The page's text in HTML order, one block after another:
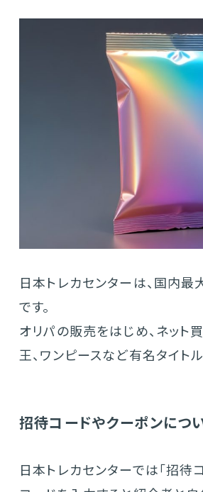
日本トレカセンターは、国内最
です。
オリパの販売をはじめ、ネット
王、ワンピースなど有名タイト
招待コードやクーポンにつ
日本トレカセンターでは「招待